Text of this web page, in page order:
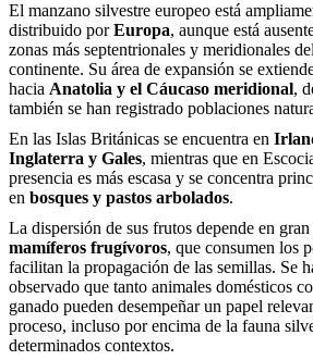
El manzano silvestre europeo está
distribuido porEuropa, aunque está
zonas más septentrionales y meridionales del
continente. Su área de expansión se
hacia Anatolia y el Cáucaso meridional,
también se han registrado poblaciones
En las Islas Británicas se encuentra en
Inglaterra y Gales, mientras que en
presencia es más escasa y se concentra
en bosques y pastos arbolados.
La dispersión de sus frutos depende en
mamíferos frugívoros, que consumen los
facilitan la propagación de las semillas. Se
observado que tanto animales domésticos
ganado pueden desempeñar un papel
proceso, incluso por encima de la fauna
determinados contextos.